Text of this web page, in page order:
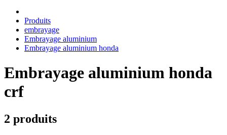
Produits
embrayage
Embrayage aluminium
Embrayage aluminium honda
Embrayage aluminium honda
crf
2 produits